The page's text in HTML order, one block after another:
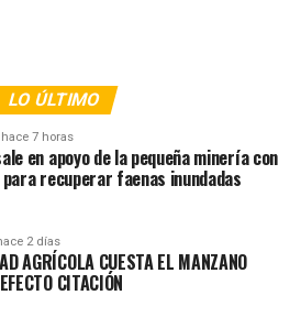
LO ÚLTIMO
hace 7 horas
en apoyo de la pequeña minería con
recuperar faenas inundadas
2 días
AGRÍCOLA CUESTA EL MANZANO
CITACIÓN